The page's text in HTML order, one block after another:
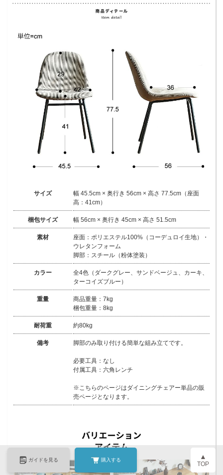
サイズ
幅 45.5cm × 奥行き 56cm × 高さ 77.5cm（座面
高：41cm）
梱包サイズ 幅 56cm × 奥行き 45cm × 高さ 51.5cm
素材
座面：ポリエステル100%（コーデュロイ生地）・
ウレタンフォーム
脚部：スチール（粉体塗装）
カラー
全4色（ダークグレー、サンドベージュ、カーキ、
ターコイズブルー）
重量
商品重量：7kg
梱包重量：8kg
耐荷重 約80kg
備考 脚部のみ取り付ける簡単な組み立てです。
必要工具：なし
付属工具：六角レンチ
※こちらのページはダイニングチェアー単品の販
売ページとなります。
ガイドを見る 購入する ▲
TOP